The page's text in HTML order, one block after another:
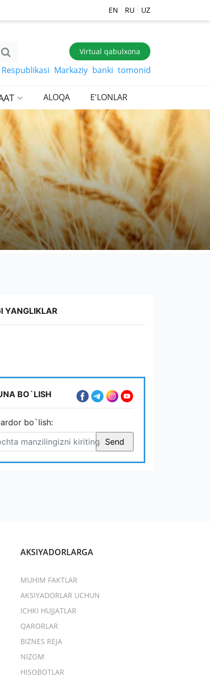
EN RU UZ
Virtual qabulxona
Markaziy banki tomonidan belgilangan
ALOQA E'LONLAR
YANGLIKLAR
BO`LISH
bo`lish:
AKSIYADORLARGA
MUHIM FAKTLAR
AKSIYADORLAR UCHUN
ICHKI HUJJATLAR
QARORLAR
BIZNES REJA
NIZOM
HISOBOTLAR